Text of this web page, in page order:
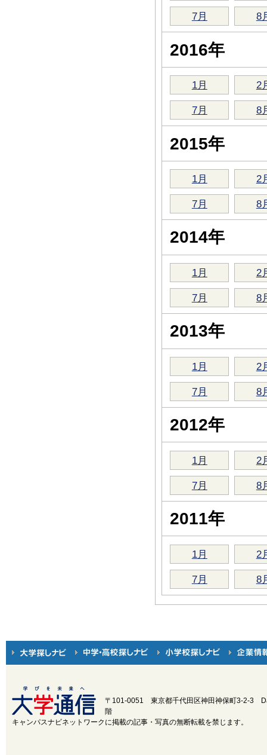
7月 8
2016年
1月 2
7月 8
2015年
1月 2
7月 8
2014年
1月 2
7月 8
2013年
1月 2
7月 8
2012年
1月 2
7月 8
2011年
1月 2
7月 8
〒101-0051 東京都千代田区神田神保町3-2-3
階
キャンパスナビネットワークに掲載の記事・写真の無断転載を禁じます。